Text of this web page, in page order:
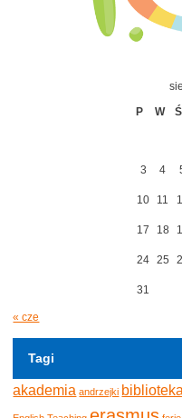
P
W Ś
3 4
10 11
17 18
24 25
31
« cze
Tagi
akademia andrzejki biblioteka